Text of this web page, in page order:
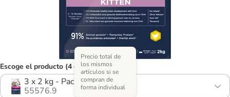
Escoge el producto (4 opciones)
3 x 2 kg - Pack Ahorro
55576.9
Precio total de
los mismos
artículos si se
compran de
forma individual